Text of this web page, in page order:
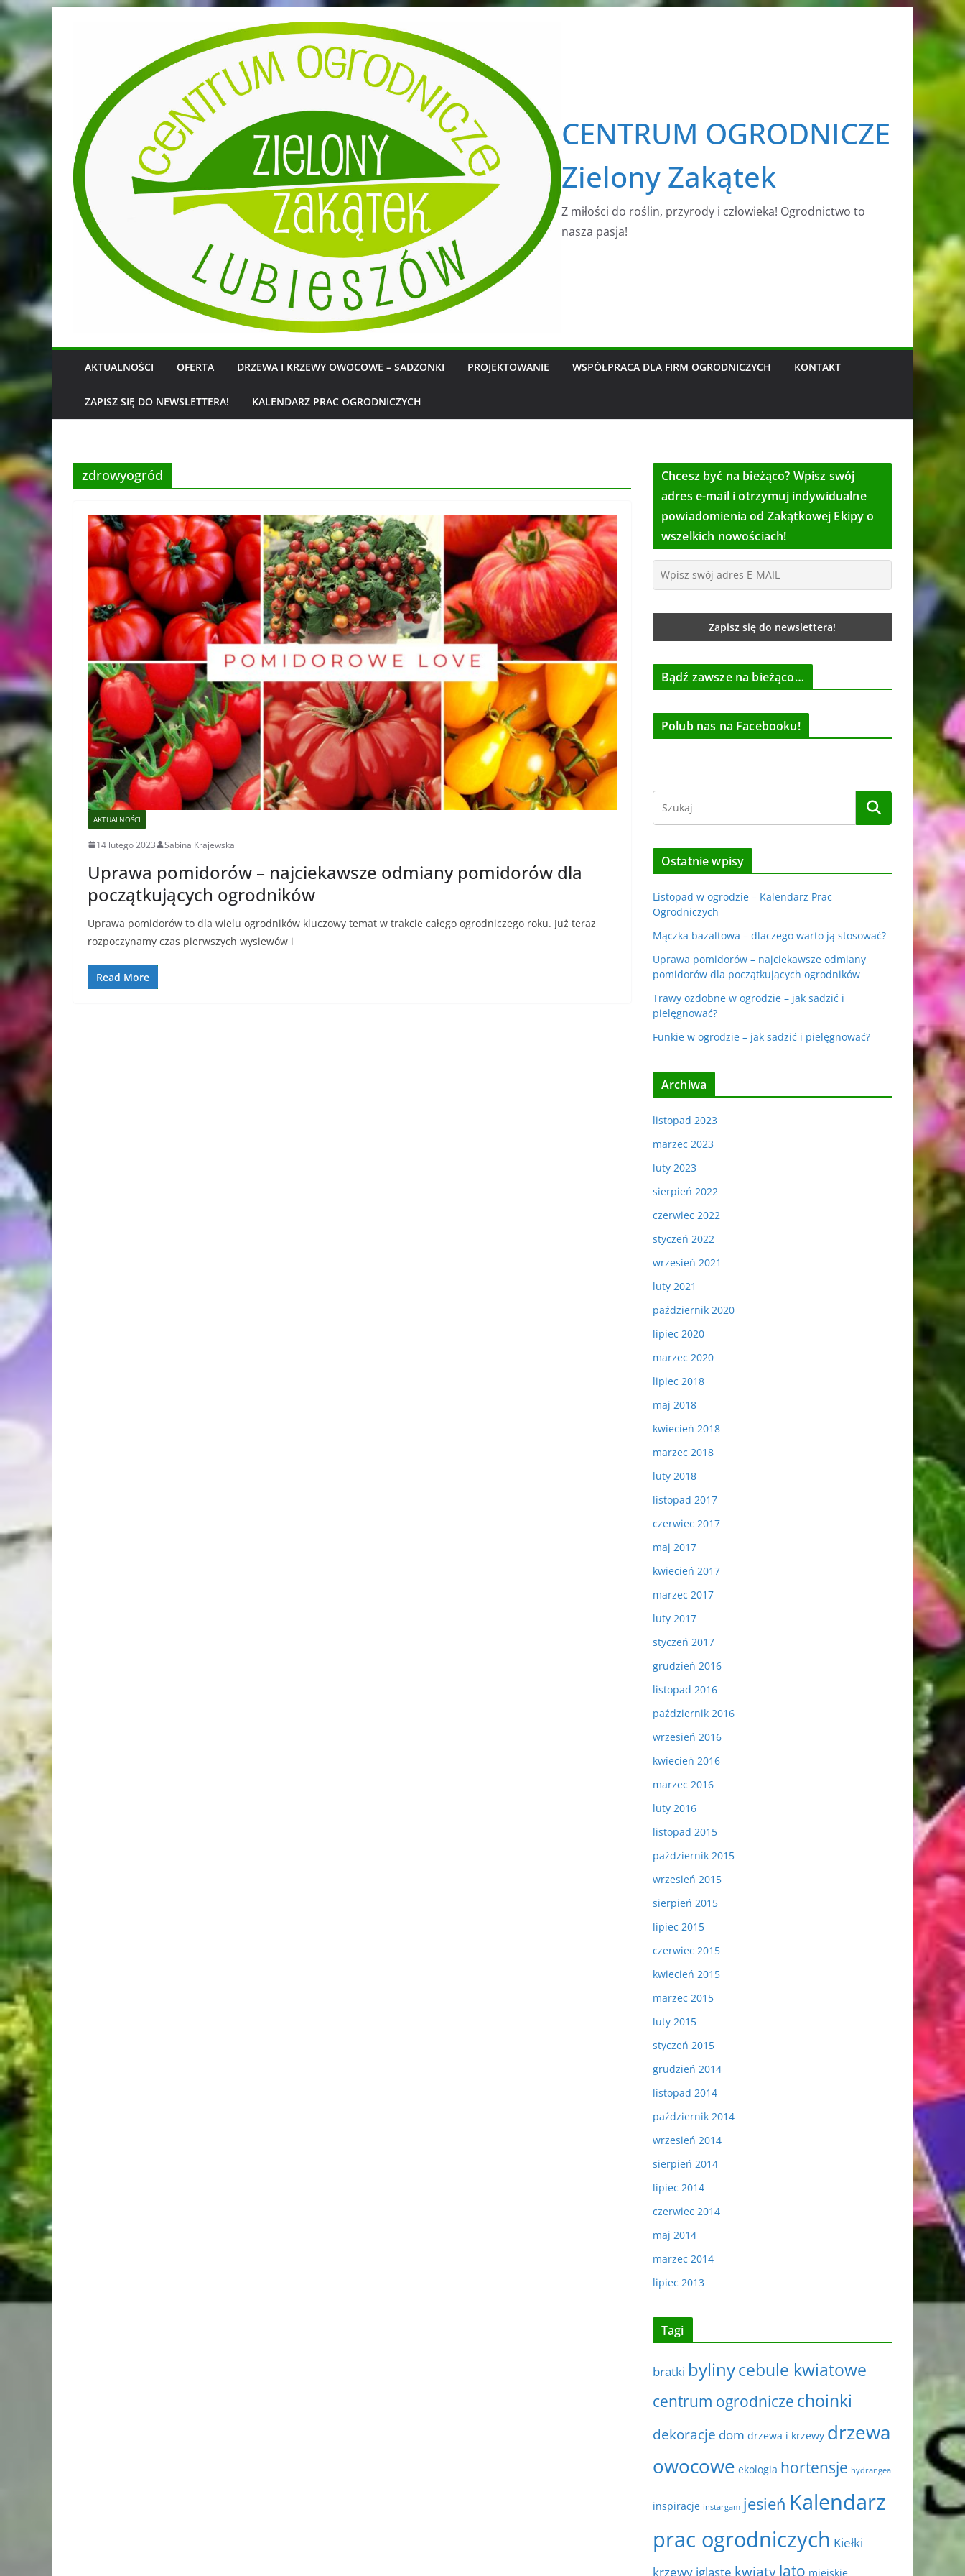
Przejdź
CENTRUM OGRODNICZE
Zielony Zakątek
Z miłości do roślin, przyrody i człowieka! Ogrodnictwo to
nasza pasja!
AKTUALNOŚCI OFERTA DRZEWA I KRZEWY OWOCOWE – SADZONKI PROJEKTOWANIE WSPÓŁPRACA DLA FIRM OGRODNICZYCH KONTAKT
ZAPISZ SIĘ DO NEWSLETTERA! KALENDARZ PRAC OGRODNICZYCH
zdrowyogród
AKTUALNOŚCI
14 lutego 2023 Sabina Krajewska
Uprawa pomidorów – najciekawsze odmiany pomidorów dla
początkujących ogrodników
Uprawa pomidorów to dla wielu ogrodników kluczowy temat w trakcie całego ogrodniczego roku. Już teraz
rozpoczynamy czas pierwszych wysiewów i
Read More
Chcesz być na bieżąco? Wpisz swój
adres e-mail i otrzymuj indywidualne
powiadomienia od Zakątkowej Ekipy o
wszelkich nowościach!
Bądź zawsze na bieżąco…
Polub nas na Facebooku!
Ostatnie wpisy
Listopad w ogrodzie – Kalendarz Prac
Ogrodniczych
Mączka bazaltowa – dlaczego warto ją stosować?
Uprawa pomidorów – najciekawsze odmiany
pomidorów dla początkujących ogrodników
Trawy ozdobne w ogrodzie – jak sadzić i
pielęgnować?
Funkie w ogrodzie – jak sadzić i pielęgnować?
Archiwa
listopad 2023
marzec 2023
luty 2023
sierpień 2022
czerwiec 2022
styczeń 2022
wrzesień 2021
luty 2021
październik 2020
lipiec 2020
marzec 2020
lipiec 2018
maj 2018
kwiecień 2018
marzec 2018
luty 2018
listopad 2017
czerwiec 2017
maj 2017
kwiecień 2017
marzec 2017
luty 2017
styczeń 2017
grudzień 2016
listopad 2016
październik 2016
wrzesień 2016
kwiecień 2016
marzec 2016
luty 2016
listopad 2015
październik 2015
wrzesień 2015
sierpień 2015
lipiec 2015
czerwiec 2015
kwiecień 2015
marzec 2015
luty 2015
styczeń 2015
grudzień 2014
listopad 2014
październik 2014
wrzesień 2014
sierpień 2014
lipiec 2014
czerwiec 2014
maj 2014
marzec 2014
lipiec 2013
Tagi
bratki bylinycebule kwiatowe
centrum ogrodnicze choinki
dekoracje dom drzewa i krzewy drzewa
owocowe ekologia hortensje hydrangea
inspiracje instargam jesień Kalendarz
prac ogrodniczych Kiełki
krzewy iglaste kwiatylato miejskie